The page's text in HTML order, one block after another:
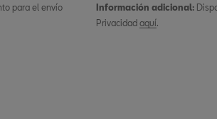
para el envío
Información adicional:
Privacidad aquí.